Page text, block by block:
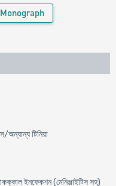
অন্যান্য টিনিয়া
ইনফেকশন (মেনিঞ্জাইটিস সহ)